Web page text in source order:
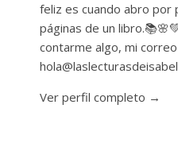
feliz es cuando abro por
páginas de un
contarme algo, mi
Ver perfil completo →